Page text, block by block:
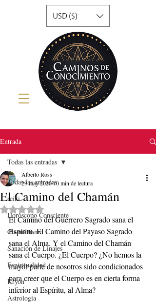
USD ($)
Entrada
Todas las entradas
reiki
Horóscopo Consciente
Chamanismo
Sanación de Linajes
Espiritualidad
Kryon
Astrología
Todas las entradas
El Camino del Chamán
Alberto Ross
29 may 202010 min de lectura
Obtuvo NaN de 5 estrellas.
El Camino del Guerrero Sagrado sana el
Espíritu. El Camino del Payaso Sagrado
sana el Alma. Y el Camino del Chamán
sana el Cuerpo. ¿El Cuerpo? ¿No hemos la
mayor parte de nosotros sido condicionados
para creer que el Cuerpo es en cierta forma
inferior al Espíritu, al Alma?